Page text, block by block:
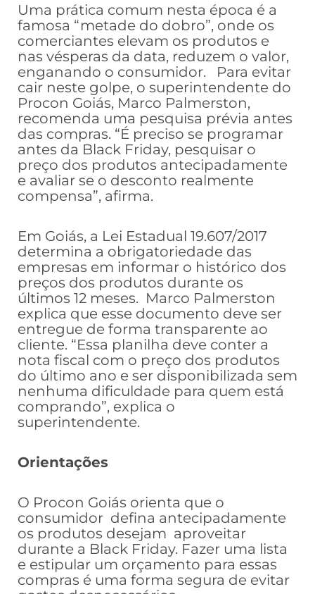
Uma prática comum nesta época é a
famosa “metade do dobro”, onde os
comerciantes elevam os produtos e
nas vésperas da data, reduzem o valor,
enganando o consumidor. Para evitar
cair neste golpe, o superintendente do
Procon Goiás, Marco Palmerston,
recomenda uma pesquisa prévia antes
das compras. “É preciso se programar
antes da Black Friday, pesquisar o
preço dos produtos antecipadamente
e avaliar se o desconto realmente
compensa”, afirma.
Em Goiás, a Lei Estadual 19.607/2017
determina a obrigatoriedade das
empresas em informar o histórico dos
preços dos produtos durante os
últimos 12 meses. Marco Palmerston
explica que esse documento deve ser
entregue de forma transparente ao
cliente. “Essa planilha deve conter a
nota fiscal com o preço dos produtos
do último ano e ser disponibilizada sem
nenhuma dificuldade para quem está
comprando”, explica o
superintendente.
Orientações
O Procon Goiás orienta que o
consumidor defina antecipadamente
os produtos desejam aproveitar
durante a Black Friday. Fazer uma lista
e estipular um orçamento para essas
compras é uma forma segura de evitar